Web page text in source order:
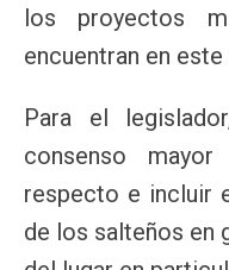
los proyectos
encuentran en
Para el
consenso
respecto e incluir
de los salteños en